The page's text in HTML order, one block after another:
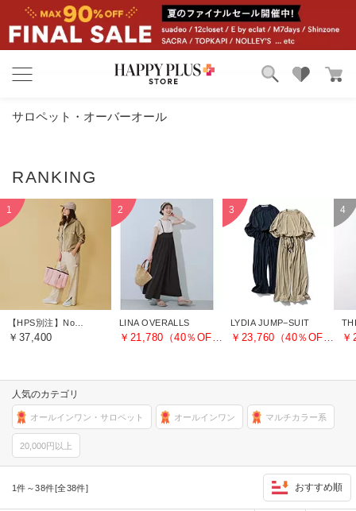
カテゴリ
お気に入り
サロペット・オーバーオール
【HPS別注】Nomad
￥37,400
LINA OVERALLS
￥21,780（40％OFF）
LYDIA JUMP−SUIT
￥23,760（40％OFF）
人気のカテゴリ
オールインワン・サロペット オールインワン マルチカラー系
20,000円以上
1件～38件[全38件] おすすめ順